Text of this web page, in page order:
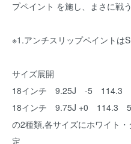
プペイント を施し、まさに戦
※1.アンチスリップペイントは
サイズ展開
18インチ 9.25J -5 114.3
18インチ 9.75J +0 114.3
の2種類,各サイズにホワイト
定